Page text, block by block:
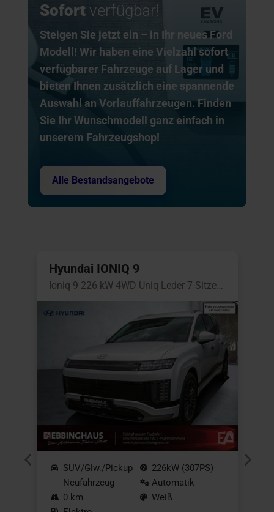
Sofort verfügbar!
Steigen Sie jetzt ein – in Ihr neues Ford
Modell! Wir haben eine Vielzahl sofort
verfügbarer Fahrzeuge auf Lager und
bieten Ihnen zusätzlich eine spannende
Auswahl an Vorlauffahrzeugen. Finden
Sie Ihr Wunschmodell ganz einfach in
unserem Fahrzeugshop!
Alle Bestandsangebote
Hyundai IONIQ 9
Ioniq 9 226 kW 4WD Uniq Leder 7-Sitzer Matrix
SUV/Glw./Pickup
Neufahrzeug
0 km
226kW (307PS)
Automatik
Weiß